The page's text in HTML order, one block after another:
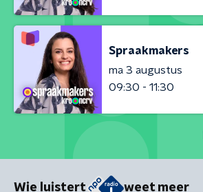
Spraakmakers
ma 3 augustus
09:30 - 11:30
Wie luistert weet meer